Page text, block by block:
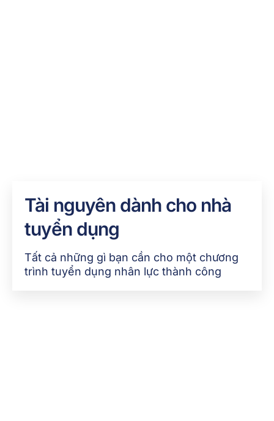
Tài nguyên dành cho nhà
tuyển dụng
Tất cả những gì bạn cần cho một chương
trình tuyển dụng nhân lực thành công